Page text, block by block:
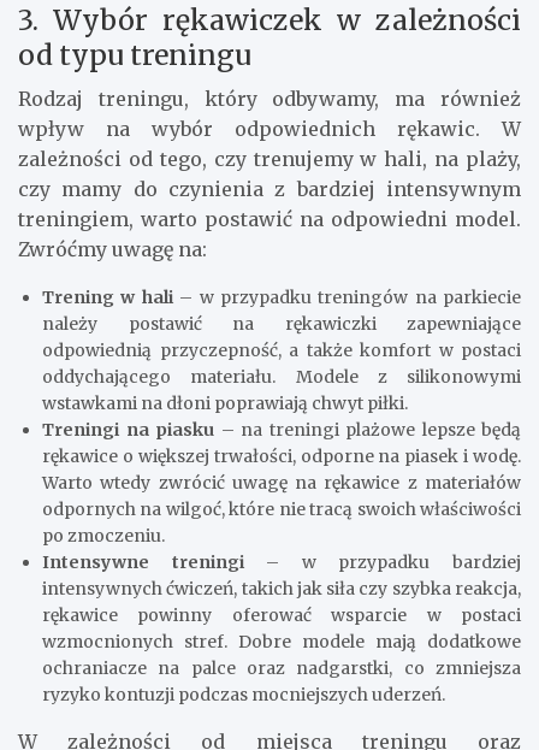
3. Wybór rękawiczek w zależności
od typu treningu
Rodzaj treningu, który odbywamy, ma również
wpływ na wybór odpowiednich rękawic. W
zależności od tego, czy trenujemy w hali, na plaży,
czy mamy do czynienia z bardziej intensywnym
treningiem, warto postawić na odpowiedni model.
Zwróćmy uwagę na:
Trening w hali– w przypadku treningów na parkiecie
należy postawić na rękawiczki zapewniające
odpowiednią przyczepność, a także komfort w postaci
oddychającego materiału. Modele z silikonowymi
wstawkami na dłoni poprawiają chwyt piłki.
Treningi na piasku – na treningi plażowe lepsze będą
rękawice o większej trwałości, odporne na piasek i wodę.
Warto wtedy zwrócić uwagę na rękawice z materiałów
odpornych na wilgoć, które nie tracą swoich właściwości
po zmoczeniu.
Intensywne treningi– w przypadku bardziej
intensywnych ćwiczeń, takich jak siła czy szybka reakcja,
rękawice powinny oferować wsparcie w postaci
wzmocnionych stref. Dobre modele mają dodatkowe
ochraniacze na palce oraz nadgarstki, co zmniejsza
ryzyko kontuzji podczas mocniejszych uderzeń.
W zależności od miejsca treningu oraz